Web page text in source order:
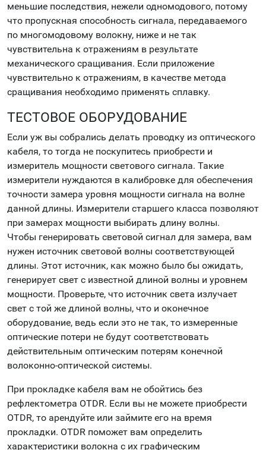
меньшие последствия, нежели одномодового, потому
что пропускная способность сигнала, передаваемого
по многомодовому волокну, ниже и не так
чувствительна к отражениям в результате
механического сращивания. Если приложение
чувствительно к отражениям, в качестве метода
сращивания необходимо применять сплавку.
ТЕСТОВОЕ ОБОРУДОВАНИЕ
Если уж вы собрались делать проводку из оптического
кабеля, то тогда не поскупитесь приобрести и
измеритель мощности светового сигнала. Такие
измерители нуждаются в калибровке для обеспечения
точности замера уровня мощности сигнала на волне
данной длины. Измерители старшего класса позволяют
при замерах мощности выбирать длину волны.
Чтобы генерировать световой сигнал для замера, вам
нужен источник световой волны соответствующей
длины. Этот источник, как можно было бы ожидать,
генерирует свет с известной длиной волны и уровнем
мощности. Проверьте, что источник света излучает
свет с той же длиной волны, что и оконечное
оборудование, ведь если это не так, то измеренные
оптические потери не будут соответствовать
действительным оптическим потерям конечной
волоконно-оптической системы.
При прокладке кабеля вам не обойтись без
рефлектометра OTDR. Если вы не можете приобрести
OTDR, то арендуйте или займите его на время
прокладки. OTDR поможет вам определить
характеристики волокна с их графическим